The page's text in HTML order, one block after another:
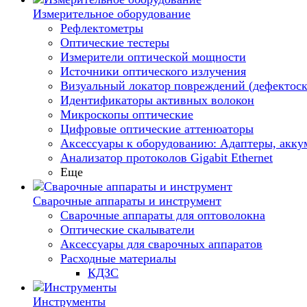
Измерительное оборудование
Рефлектометры
Оптические тестеры
Измерители оптической мощности
Источники оптического излучения
Визуальный локатор повреждений
Идентификаторы активных волокон
Микроскопы оптические
Цифровые оптические аттенюаторы
Аксессуары к оборудованию: Адаптеры,
Анализатор протоколов Gigabit Ethernet
Еще
Сварочные аппараты и инструмент
Сварочные аппараты для оптоволокна
Оптические скалыватели
Аксессуары для сварочных аппаратов
Расходные материалы
КДЗС
Инструменты